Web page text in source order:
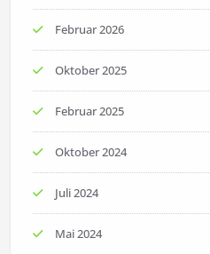
Februar 2026
Oktober 2025
Februar 2025
Oktober 2024
Juli 2024
Mai 2024